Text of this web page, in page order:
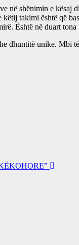
në shënimin e kësaj
takimi është që
Është në duart tona
dhuntitë unike. Mbi